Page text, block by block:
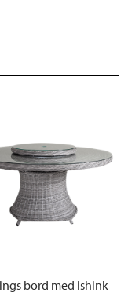
bord med ishink